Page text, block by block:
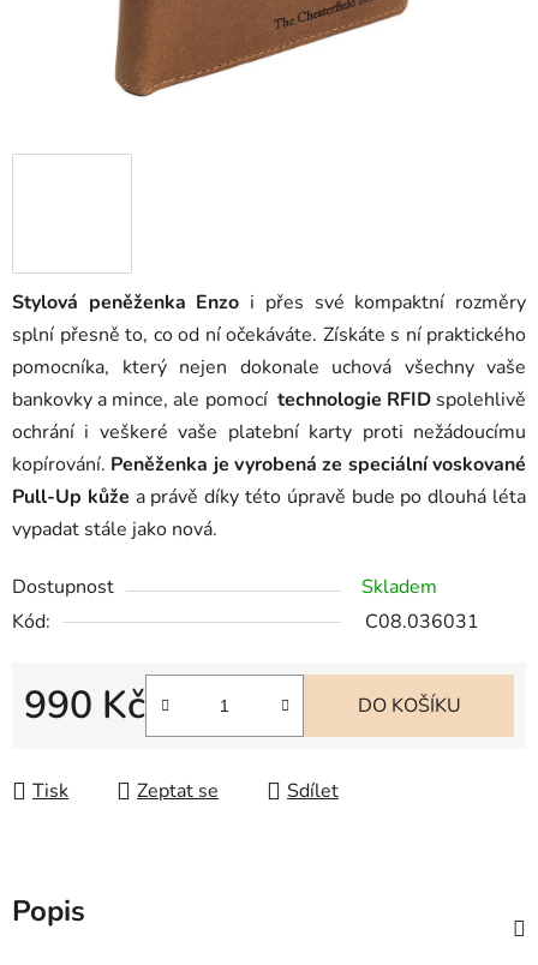
Stylová peněženka Enzo i přes své kompaktní rozměry
splní přesně to, co od ní očekáváte. Získáte s ní praktického
pomocníka, který nejen dokonale uchová všechny vaše
bankovky a mince, ale pomocí technologie RFID spolehlivě
ochrání i veškeré vaše platební karty proti nežádoucímu
kopírování. Peněženka je vyrobená ze speciální voskované
Pull-Up kůže a právě díky této úpravě bude po dlouhá léta
vypadat stále jako nová.
Dostupnost
Skladem
Kód:
C08.036031
990 Kč DO KOŠÍKU
Tisk Zeptat se Sdílet
Popis